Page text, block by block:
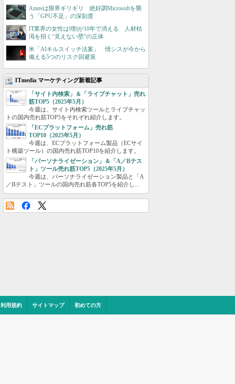
Azureは限界ギリギリ 絶好調Microsoftを襲
う「GPU不足」の深刻度
IT業界の女性は9割が10年で消える 人材枯
渇を招く“見えない壁”の正体
米「AIキルスイッチ法案」 情シスが今から
備える5つのリスク回避策
ITmedia マーケティング新着記事
「サイト内検索」＆「ライブチャット」売れ
筋TOP5（2025年5月）
今週は、サイト内検索ツールとライブチャッ
トの国内売れ筋TOP5をそれぞれ紹介します。
「ECプラットフォーム」売れ筋
TOP10（2025年5月）
今週は、ECプラットフォーム製品（ECサイ
ト構築ツール）の国内売れ筋TOP10を紹介します。
「パーソナライゼーション」＆「A／Bテス
ト」ツール売れ筋TOP5（2025年5月）
今週は、パーソナライゼーション製品と「A
／Bテスト」ツールの国内売れ筋各TOP5を紹介し...
利用規約 サイトマップ 初めての方